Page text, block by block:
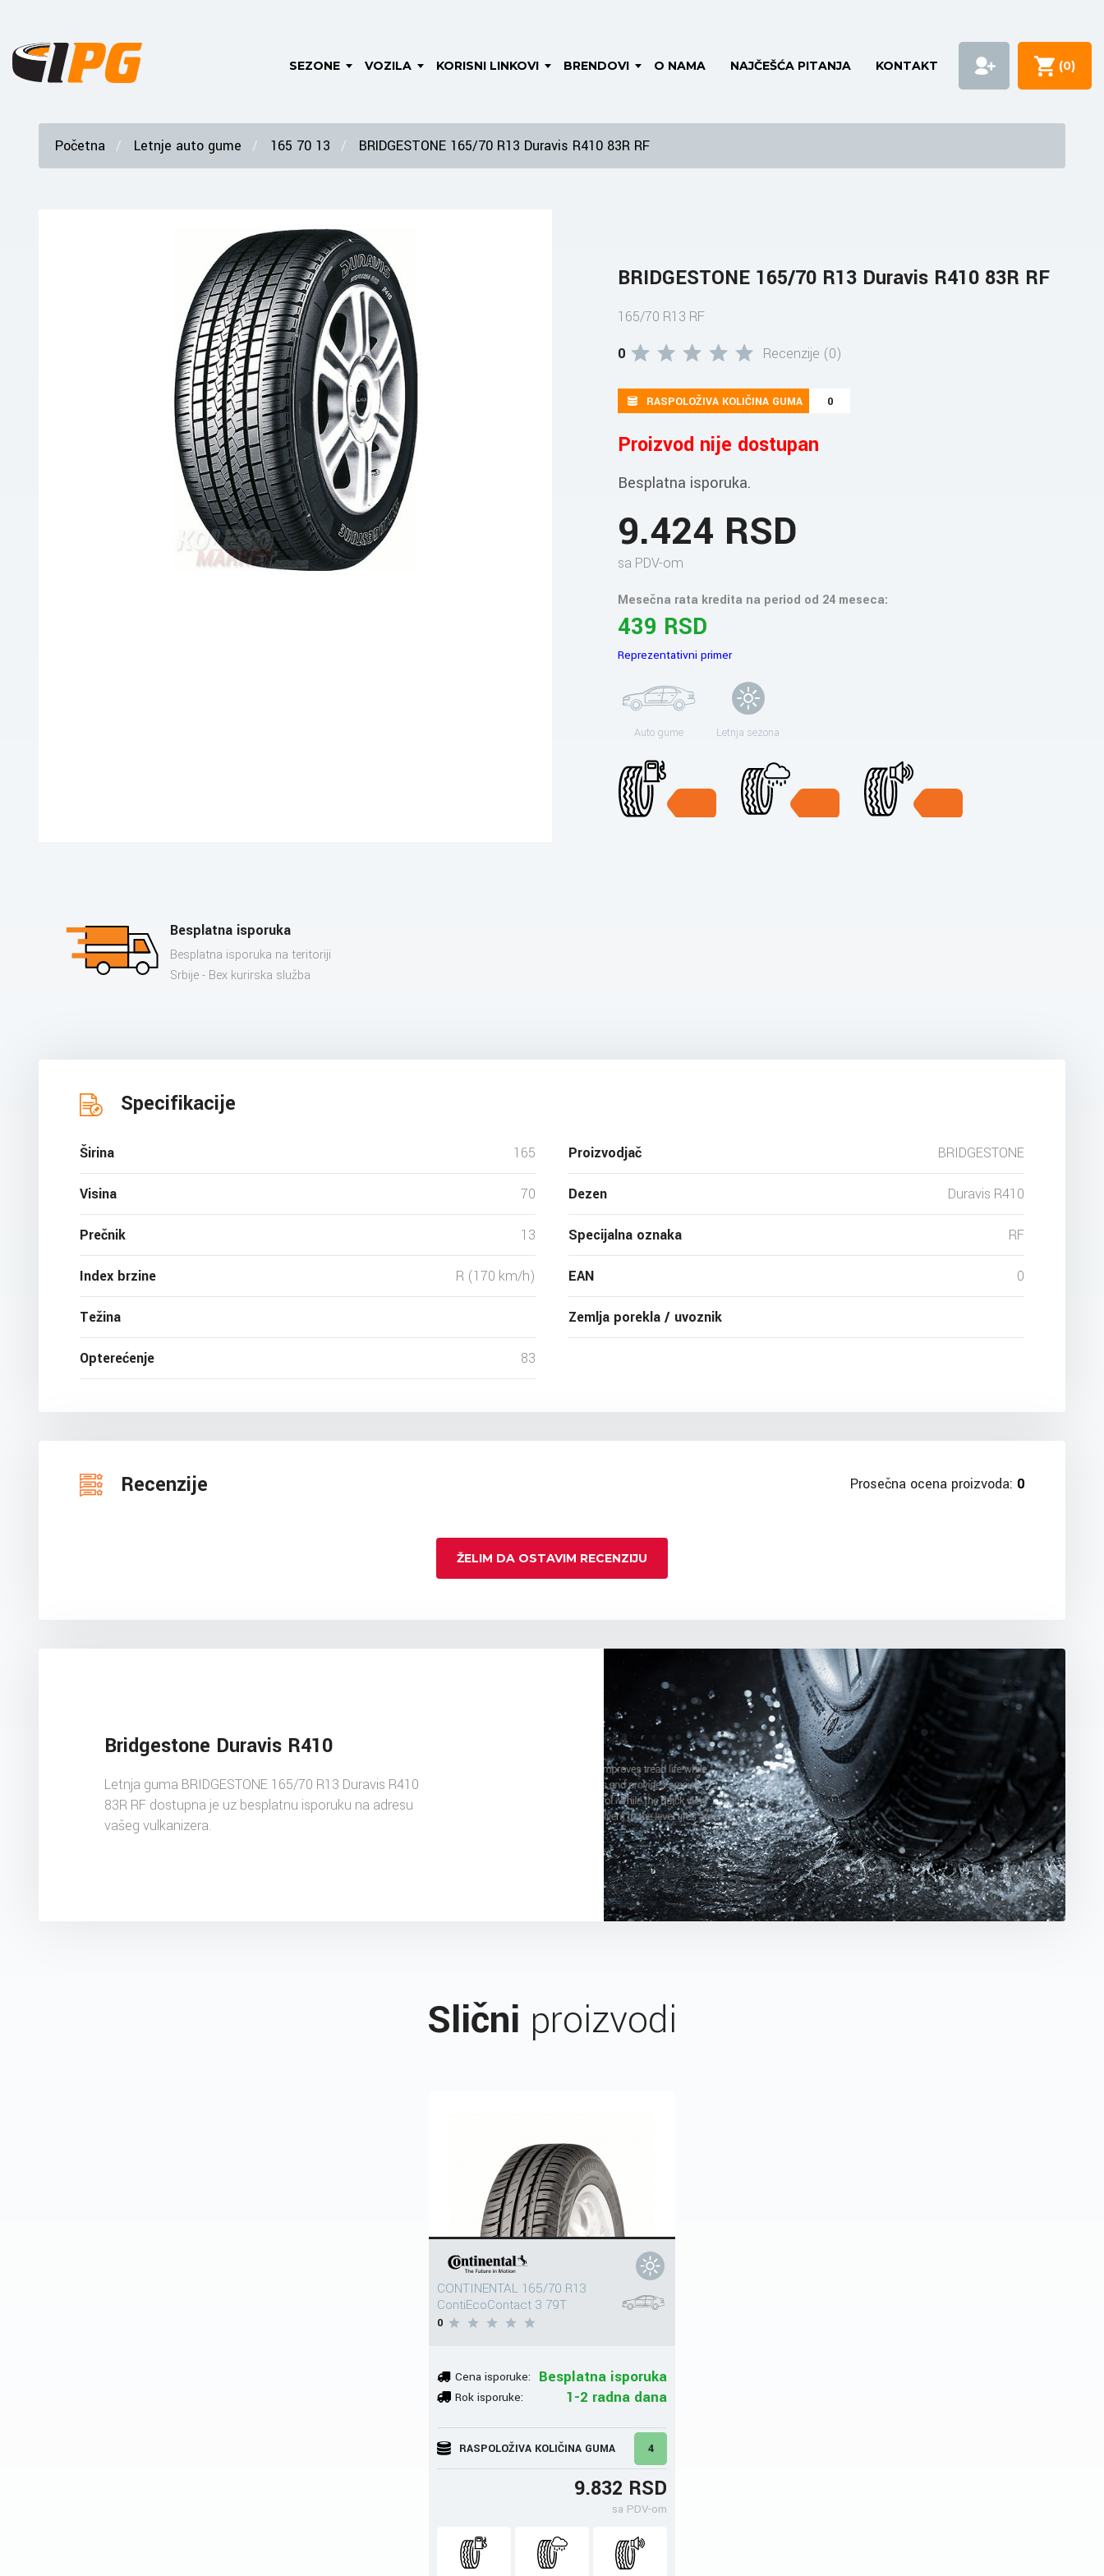
SEZONE VOZILA KORISNI LINKOVI BRENDOVI O NAMA NAJČEŠĆA PITANJA KONTAKT (0)
Početna Letnje auto gume 165 70 13 BRIDGESTONE 165/70 R13 Duravis R410 83R RF
BRIDGESTONE 165/70 R13 Duravis R410 83R RF
165/70 R13 RF
0
Recenzije (0)
RASPOLOŽIVA KOLIČINA GUMA 0
Proizvod nije dostupan
Besplatna isporuka.
9.424 RSD
sa PDV-om
Mesečna rata kredita na period od 24 meseca:
439 RSD
Reprezentativni primer
Auto gume Letnja sezona
Besplatna isporuka
Besplatna isporuka na teritoriji
Srbije - Bex kurirska služba
Specifikacije
Širina 165
Visina 70
Prečnik 13
Index brzine R (170 km/h)
Težina
Opterećenje 83
Proizvodjač BRIDGESTONE
Dezen Duravis R410
Specijalna oznaka RF
EAN 0
Zemlja porekla / uvoznik
Recenzije Prosečna ocena proizvoda: 0
ŽELIM DA OSTAVIM RECENZIJU
Bridgestone Duravis R410
Letnja guma BRIDGESTONE 165/70 R13 Duravis R410
83R RF dostupna je uz besplatnu isporuku na adresu
vašeg vulkanizera.
Slični proizvodi
CONTINENTAL 165/70 R13
ContiEcoContact 3 79T
0
Cena isporuke: Besplatna isporuka
Rok isporuke: 1-2 radna dana
RASPOLOŽIVA KOLIČINA GUMA 4
9.832 RSD
sa PDV-om